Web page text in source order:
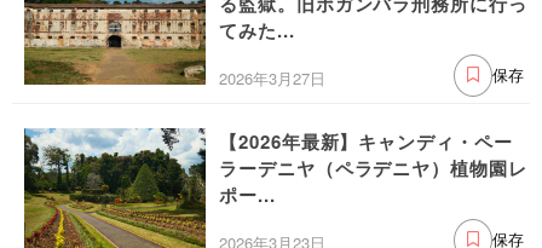
てみた...
2026年3月27日 保存
【2026年最新】キャンディ・ペー
ラーデニヤ（ペラデニヤ）植物園レ
ポー...
2026年3月23日 保存